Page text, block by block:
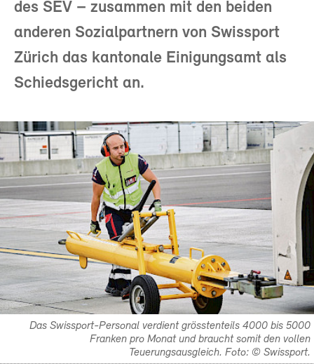
des SEV – zusammen mit den beiden
anderen Sozialpartnern von Swissport
Zürich das kantonale Einigungsamt als
Schiedsgericht an.
Das Swissport-Personal verdient grösstenteils 4000 bis 5000
Franken pro Monat und braucht somit den vollen
Teuerungsausgleich. Foto: © Swissport.